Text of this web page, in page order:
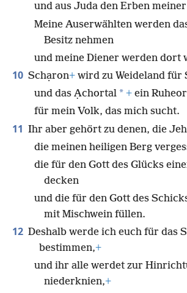
und aus Juda den Erben
Meine Auserwählten werden
Besitz nehmen
und meine Diener werden dort
10 Schạron+ wird zu Weideland für
und das Ạchortal * + ein
für mein Volk, das mich sucht.
11 Ihr aber gehört zu denen, die
die meinen heiligen Berg
die für den Gott des Glücks
decken
und die für den Gott des
mit Mischwein füllen.
12 Deshalb werde ich euch für das
bestimmen,+
und ihr alle werdet zur
niederknien,+